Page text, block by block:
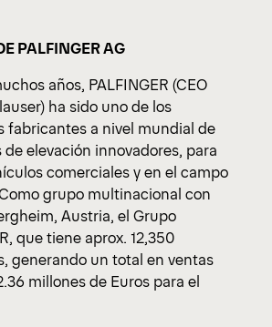
PALFINGER AG
años, PALFINGER (CEO
ha sido uno de los
fabricantes a nivel mundial de
de elevación innovadores, para
comerciales y en el campo
grupo multinacional con
Austria, el Grupo
que tiene aprox. 12,350
generando un total en ventas
millones de Euros para el